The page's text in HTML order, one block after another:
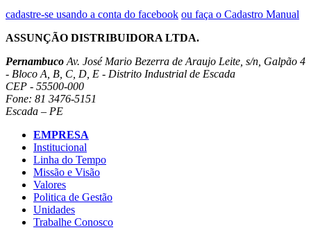
cadastre-se usando a conta do facebook ou faça o Cadastro Manual
ASSUNÇÃO DISTRIBUIDORA LTDA.
Pernambuco Av. José Mario Bezerra de Araujo Leite, s/n, Galpão 4
- Bloco A, B, C, D, E - Distrito Industrial de Escada
CEP - 55500-000
Fone: 81 3476-5151
Escada – PE
EMPRESA
Institucional
Linha do Tempo
Missão e Visão
Valores
Politica de Gestão
Unidades
Trabalhe Conosco